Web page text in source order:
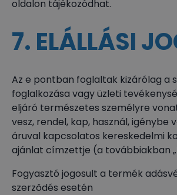
oldalon tájékozódhat.
7. ELÁLLÁSI
Az e pontban foglaltak kizárólag a
foglalkozása vagy üzleti
eljáró természetes személyre
vesz, rendel, kap, használ, igénybe
áruval kapcsolatos kereskedelmi
ajánlat címzettje (a továbbiakban
Fogyasztó jogosult a termék
szerződés esetén